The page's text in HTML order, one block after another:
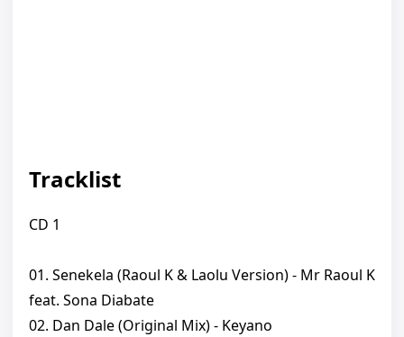
Tracklist
CD 1
01. Senekela (Raoul K & Laolu Version) - Mr Raoul K
feat. Sona Diabate
02. Dan Dale (Original Mix) - Keyano